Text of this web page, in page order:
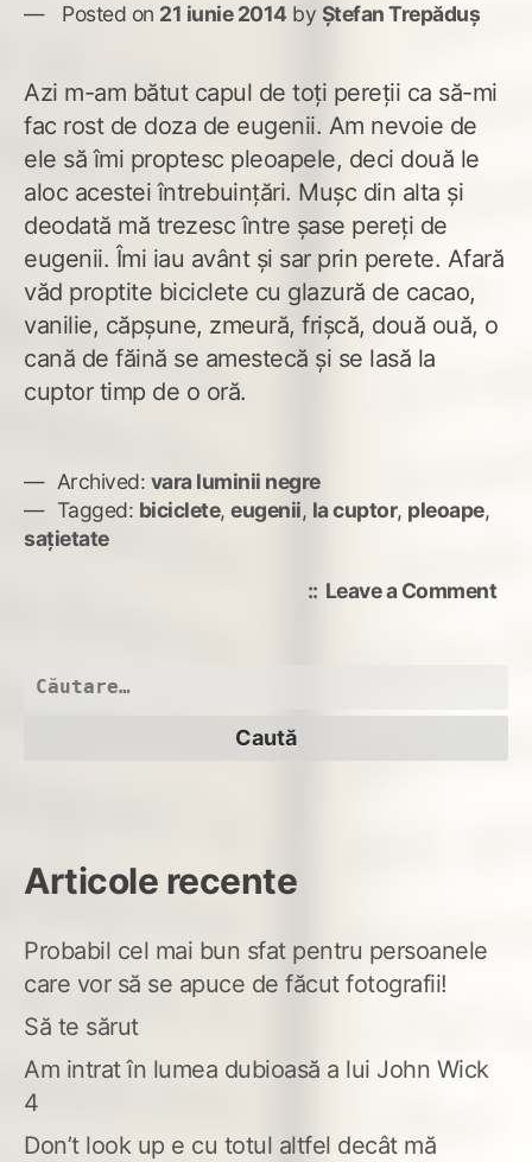
Posted on 21 iunie 2014 by Ștefan Trepăduș
Azi m-am bătut capul de toţi pereţii ca să-mi
fac rost de doza de eugenii. Am nevoie de
ele să îmi proptesc pleoapele, deci două le
aloc acestei întrebuinţări. Muşc din alta şi
deodată mă trezesc între şase pereţi de
eugenii. Îmi iau avânt şi sar prin perete. Afară
văd proptite biciclete cu glazură de cacao,
vanilie, căpşune, zmeură, frişcă, două ouă, o
cană de făină se amestecă şi se lasă la
cuptor timp de o oră.
Archived: vara luminii negre
Tagged: biciclete, eugenii, la cuptor, pleoape,
sațietate
Leave a Commenton
Caută
Articole recente
Probabil cel mai bun sfat pentru persoanele
care vor să se apuce de făcut fotografii!
Să te sărut
Am intrat în lumea dubioasă a lui John Wick
4
Don’t look up e cu totul altfel decât mă